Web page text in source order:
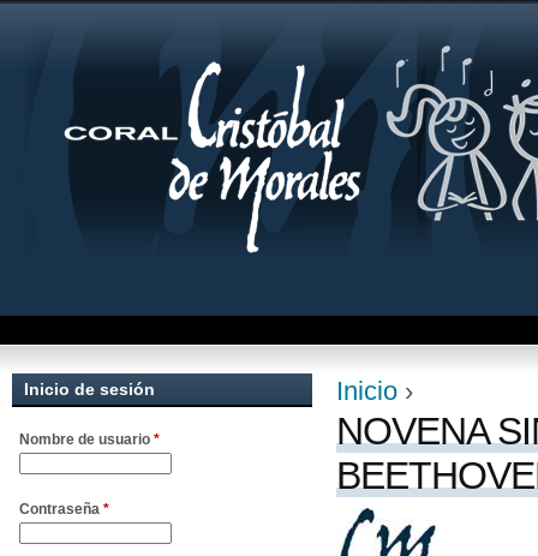
Se encuentra
Inicio ›
NOVENA
Inicio de sesión
Nombre de usuario *
Contraseña *